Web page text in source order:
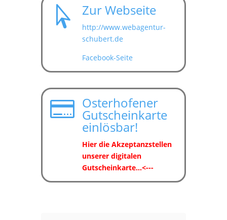
 Zur Webseite
http://www.webagentur-
schubert.de
Facebook-Seite
 Osterhofener
Gutscheinkarte
einlösbar!
Hier die Akzeptanzstellen
unserer digitalen
Gutscheinkarte...<---